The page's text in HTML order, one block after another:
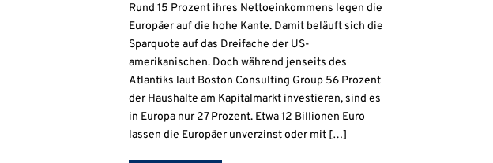
Rund 15 Prozent ihres Nettoeinkommens legen die
Europäer auf die hohe Kante. Damit beläuft sich die
Sparquote auf das Dreifache der US-
amerikanischen. Doch während jenseits des
Atlantiks laut Boston Consulting Group 56 Prozent
der Haushalte am Kapitalmarkt investieren, sind es
in Europa nur 27 Prozent. Etwa 12 Billionen Euro
lassen die Europäer unverzinst oder mit […]